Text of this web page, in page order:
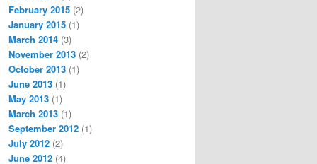
February 2015 (2)
January 2015 (1)
March 2014 (3)
November 2013 (2)
October 2013 (1)
June 2013 (1)
May 2013 (1)
March 2013 (1)
September 2012 (1)
July 2012 (2)
June 2012 (4)